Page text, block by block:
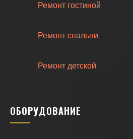
Ремонт гостиной
Ремонт спальни
Ремонт детской
ОБОРУДОВАНИЕ